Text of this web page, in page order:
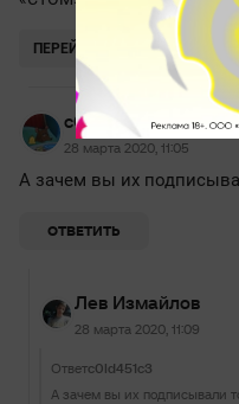
ПЕРЕЙТИ
c0ld451c3
28 марта 2020, 11:05
А зачем вы их
ОТВЕТИТЬ
Лев Измайлов
28 марта 2020, 11:09
Ответc0ld451c3
А зачем вы их подписывали